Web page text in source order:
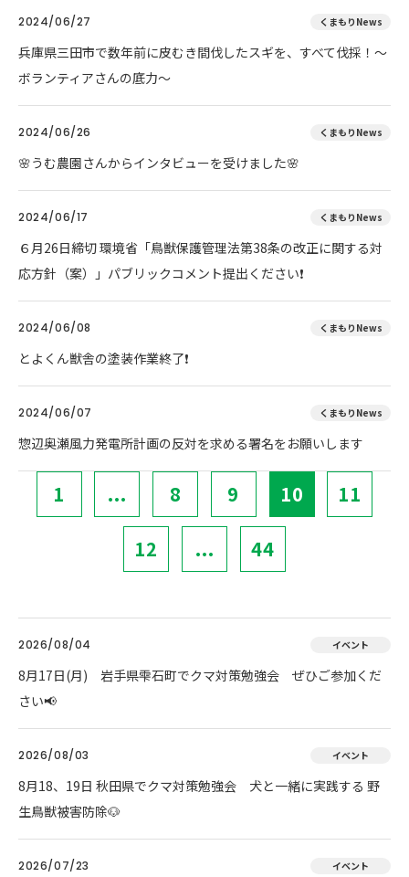
2024/06/27 くまもりNews
兵庫県三田市で数年前に皮むき間伐したスギを、すべて伐採！～
ボランティアさんの底力～
2024/06/26 くまもりNews
🌸うむ農園さんからインタビューを受けました🌸
2024/06/17 くまもりNews
６月26日締切 環境省「鳥獣保護管理法第38条の改正に関する対
応方針（案）」パブリックコメント提出ください❗
2024/06/08 くまもりNews
とよくん獣舎の塗装作業終了❗
2024/06/07 くまもりNews
惣辺奥瀬風力発電所計画の反対を求める署名をお願いします
1 ... 8 9 10 11
12 ... 44
2026/08/04 イベント
8月17日(月) 岩手県雫石町でクマ対策勉強会 ぜひご参加くだ
さい📢
2026/08/03 イベント
8月18、19日 秋田県でクマ対策勉強会 犬と一緒に実践する 野
生鳥獣被害防除🐶
2026/07/23 イベント